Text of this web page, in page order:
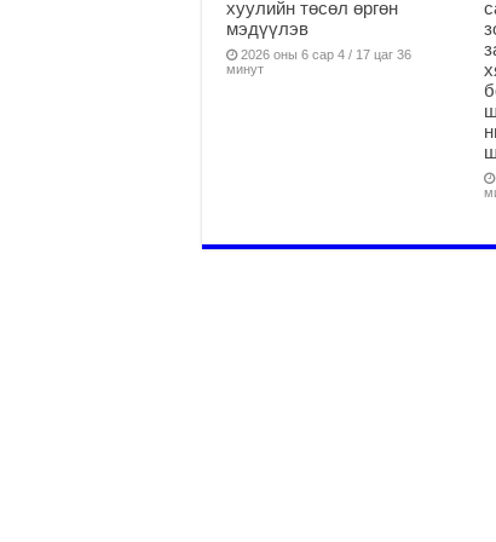
хуулийн төсөл өргөн
мэдүүлэв
2026 оны 6 сар 4 / 17 цаг 36
минут